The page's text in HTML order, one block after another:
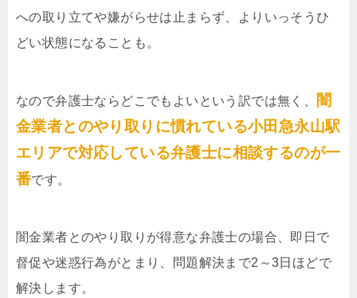
への取り立てや嫌がらせは止まらず、よりいっそうひ
どい状態になることも。
なので弁護士ならどこでもよいという訳では無く、
闇
金業者とのやり取りに慣れている小田急永山駅
エリアで対応している弁護士に相談するのが一
番です。
闇金業者とのやり取りが得意な弁護士の場合、即日で
督促や迷惑行為がとまり、問題解決まで2～3日ほどで
解決します。